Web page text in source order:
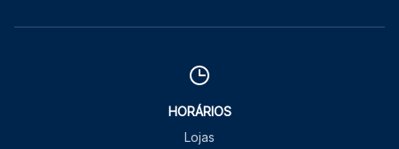
HORÁRIOS
Lojas